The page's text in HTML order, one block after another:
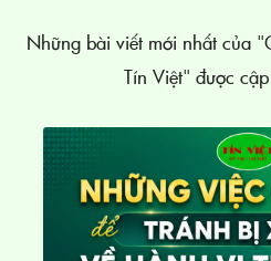
Những bài viết mới nhất của
Tín Việt" được